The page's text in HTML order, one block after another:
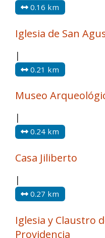
0.16 km
Iglesia de San
|
0.21 km
Museo
|
0.24 km
Casa Jiliberto
|
0.27 km
Iglesia y Claustro
Providencia